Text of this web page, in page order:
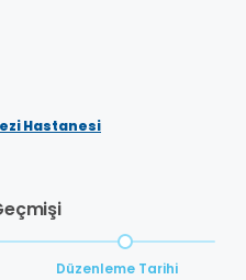
Hastanesi
Düzenleme Tarihi